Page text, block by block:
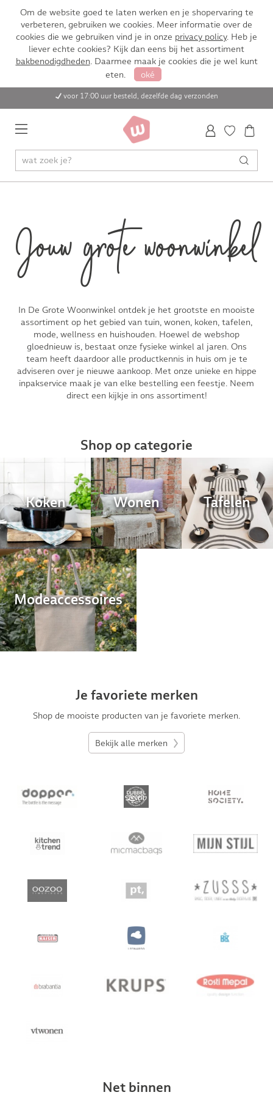
Om de website goed te laten werken en je shopervaring te
verbeteren, gebruiken we cookies. Meer informatie over de
cookies die we gebruiken vind je in onze privacy policy. Heb je
liever echte cookies? Kijk dan eens bij het assortiment
bakbenodigdheden. Daarmee maak je cookies die je wel kunt
eten.
oké
voor 17:00 uur besteld, dezelfde dag verzonden
Shop op categorie
Koken Wonen Tafelen
Mode­accessoires
Jouw grote woonwinkel
In De Grote Woonwinkel ontdek je het grootste en mooiste
assortiment op het gebied van tuin, wonen, koken, tafelen,
mode, wellness en huishouden. Hoewel de webshop
gloednieuw is, bestaat onze fysieke winkel al jaren. Ons
team heeft daardoor alle productkennis in huis om je te
adviseren over je nieuwe aankoop. Met onze unieke en hippe
inpakservice maak je van elke bestelling een feestje. Neem
direct een kijkje in ons assortiment!
Je favoriete merken
Shop de mooiste producten van je favoriete merken.
Bekijk alle merken
Net binnen